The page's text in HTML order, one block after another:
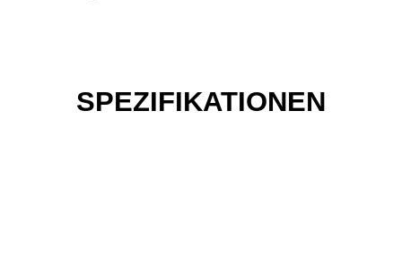
SPEZIFIKATIONEN